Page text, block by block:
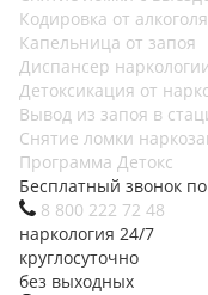
Кодировка от алкоголя
Капельница от запоя
Диспансер
Детоксикация от
Вывод из запоя в
Снятие ломки
Программа Детокс
Бесплатный звонок
8 800 222 72 48
наркология 24/7
круглосуточно
без выходных